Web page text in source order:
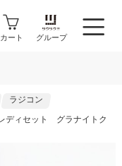
カート グループ
ラジコン
ディセット グラナイトク